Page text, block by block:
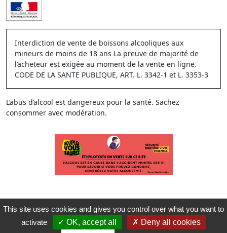
Interdiction de vente de boissons alcooliques aux
mineurs de moins de 18 ans La preuve de majorité de
l’acheteur est exigée au moment de la vente en ligne.
CODE DE LA SANTE PUBLIQUE, ART. L. 3342-1 et L. 3353-3
L’abus d’alcool est dangereux pour la santé. Sachez
consommer avec modération.
This site uses cookies and gives you control over what you want to
activate
OK, accept all
Deny all cookies